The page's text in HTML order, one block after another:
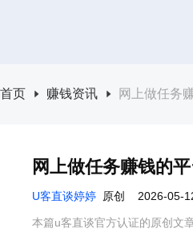
首页 赚钱资讯 网上做任务
网上做任务赚钱的
U客直谈婷婷 原创 2026-05-
本篇u客直谈官方认证的原创文